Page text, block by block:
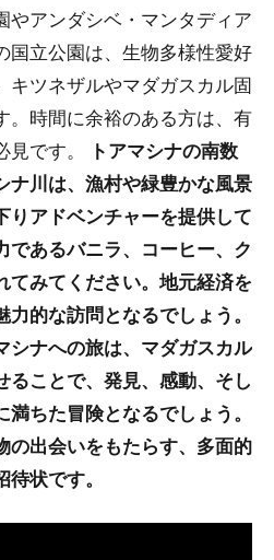
やアンダシベ・マンタディア
国立公園は、生物多様性愛好
キツネザルやマダガスカル固
。時間に余裕のある方は、有
です。
トアマシナの南数
ナ川は、漁村や緑豊かな風景
りアドベンチャーを提供して
であるバニラ、コーヒー、ク
てみてください。地元経済を
的な訪問となるでしょう。
シナへの旅は、マダガスカル
ることで、発見、感動、そし
ちた冒険となるでしょう。
の出会いをもたらす、多面的
状です。